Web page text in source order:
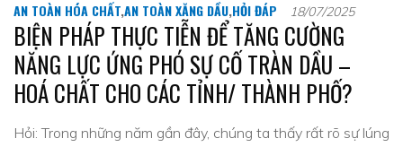
AN TOÀN HÓA CHẤT,AN TOÀN XĂNG DẦU,HỎI ĐÁP 18/07/2025
BIỆN PHÁP THỰC TIỄN ĐỂ TĂNG CƯỜNG
NĂNG LỰC ỨNG PHÓ SỰ CỐ TRÀN DẦU –
HOÁ CHẤT CHO CÁC TỈNH/ THÀNH PHỐ?
Hỏi: Trong những năm gần đây, chúng ta thấy rất rõ sự lúng